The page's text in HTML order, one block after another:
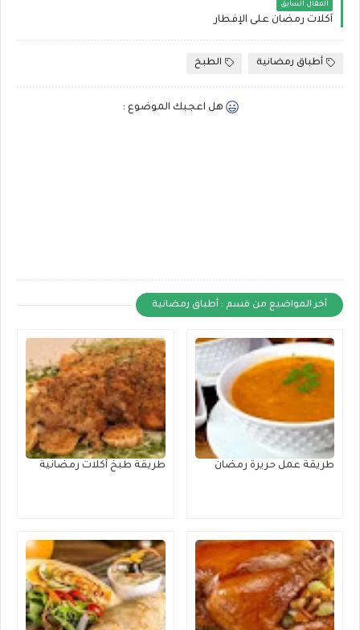
المقال السابق
أكلات رمضان على الإفطار
أطباق رمضانية الطبخ
هل اعجبك الموضوع :
أخر المواضيع من قسم : أطباق رمضانية
طريقة عمل حريرة رمضان طريقة طبخ أكلات رمضانية